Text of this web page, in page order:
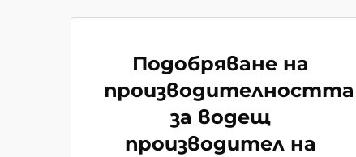
Подобряване на
производителността
за водещ
производител на